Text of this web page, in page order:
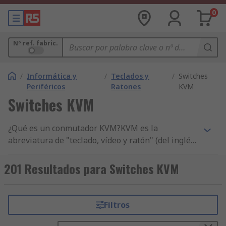
0
Nº ref. fabric.
/ Informática y
Periféricos
/ Teclados y
Ratones
/ Switches
KVM
Switches KVM
¿Qué es un conmutador KVM?KVM es la
abreviatura de "teclado, vídeo y ratón" (del inglés
un dispositivo que permite a los usuarios
administrar varios ordenadores personales (PC)
conmutadores KVM también permiten compartir
otros periféricos como dispositivos USB y de
201 Resultados para Switches KVM
Filtros